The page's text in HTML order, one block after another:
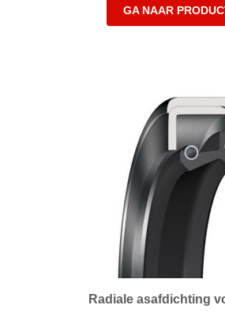
GA NAAR
Radiale asafdichting